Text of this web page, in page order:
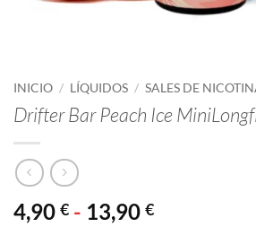
INICIO / LÍQUIDOS / SALES DE
Drifter Bar Peach Ice
4,90 € - 13,90 €Rango